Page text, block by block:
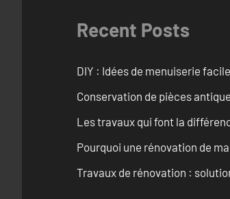
Recent Posts
DIY : Idées de menuiserie
Conservation de pièces
Les travaux qui font la
Pourquoi une rénovation de
Travaux de rénovation :